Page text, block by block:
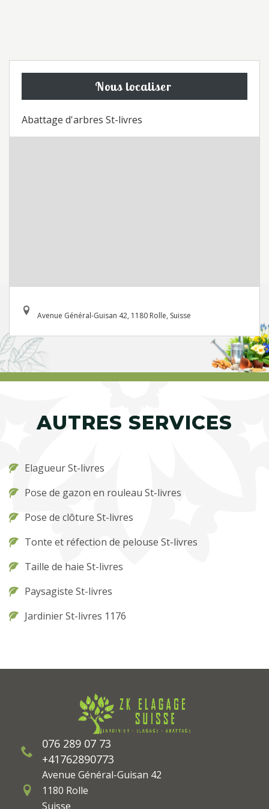
Nous localiser
Abattage d'arbres St-livres
Avenue Général-Guisan 42, 1180 Rolle, Suisse
AUTRES SERVICES
Elagueur St-livres
Pose de gazon en rouleau St-livres
Pose de clôture St-livres
Tonte et réfection de pelouse St-livres
Taille de haie St-livres
Paysagiste St-livres
Jardinier St-livres 1176
076 289 07 73
+41762890773
Avenue Général-Guisan 42
1180 Rolle
Suisse